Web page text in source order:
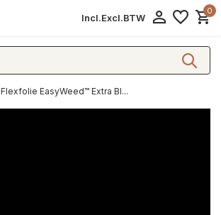
Incl.Excl.BTW
0
Flexfolie EasyWeed™ Extra Bl...